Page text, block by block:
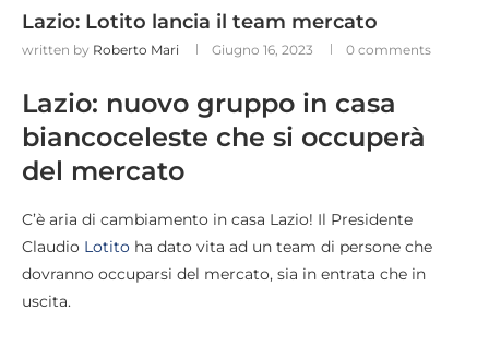
Lazio: Lotito lancia il team mercato
written by Roberto Mari Giugno 16, 2023 0 comments
Lazio: nuovo gruppo in casa
biancoceleste che si occuperà
del mercato
C’è aria di cambiamento in casa Lazio! Il Presidente
Claudio Lotito ha dato vita ad un team di persone che
dovranno occuparsi del mercato, sia in entrata che in
uscita.